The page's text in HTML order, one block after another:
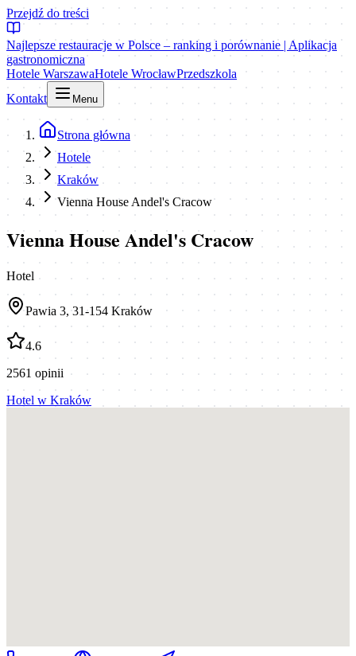
Przejdź do treści
Najlepsze restauracje w Polsce – ranking i porównanie | Aplikacja
gastronomiczna
Hotele WarszawaHotele WrocławPrzedszkola
Kontakt
Menu
Strona główna
Hotele
Kraków
Vienna House Andel's Cracow
Vienna House Andel's Cracow
Hotel
Pawia 3, 31-154 Kraków
4.6
2561 opinii
Hotel w Kraków